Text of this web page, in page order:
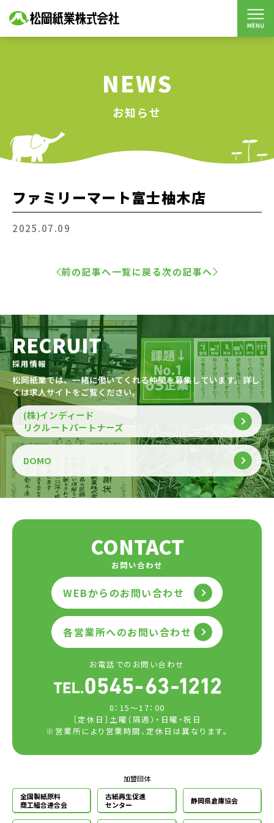
NEWS
お知らせ
ファミリーマート富士柚木店
2025.07.09
前の記事へ一覧に戻る次の記事へ
RECRUIT
採用情報
松岡紙業では、一緒に働いてくれる仲間を募集しています。詳し
くは求人サイトをご覧ください。
(株)インディード
リクルートパートナーズ
DOMO
CONTACT
お問い合わせ
WEBからのお問い合わせ
各営業所へのお問い合わせ
お電話でのお問い合わせ
8：15～17：00
［定休日］土曜（隔週）・日曜・祝日
※営業所により営業時間、定休日は異なります。
加盟団体
全国製紙原料
商工組合連合会
古紙再生促進
センター
静岡県倉庫協会